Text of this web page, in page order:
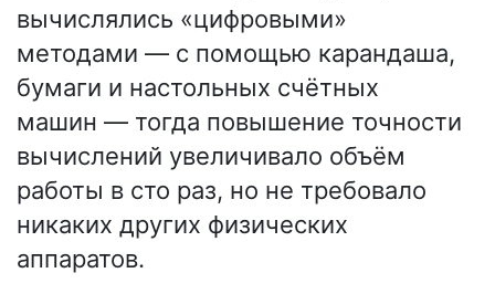
вычислялись «цифровыми»
методами — с помощью карандаша,
бумаги и настольных счётных
машин — тогда повышение точности
вычислений увеличивало объём
работы в сто раз, но не требовало
никаких других физических
аппаратов.